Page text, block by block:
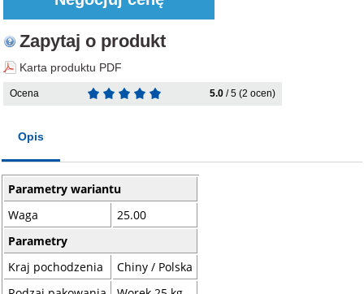
Zapytaj o produkt
Karta produktu PDF
Ocena 5.0 / 5 (2 ocen)
Opis
Parametry wariantu
Waga
25.00
Parametry
Kraj pochodzenia
Chiny / Polska